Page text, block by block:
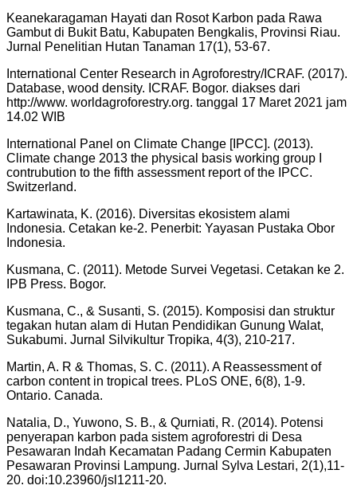
Keanekaragaman Hayati dan Rosot Karbon pada Rawa
Gambut di Bukit Batu, Kabupaten Bengkalis, Provinsi Riau.
Jurnal Penelitian Hutan Tanaman 17(1), 53-67.
International Center Research in Agroforestry/ICRAF. (2017).
Database, wood density. ICRAF. Bogor. diakses dari
http://www. worldagroforestry.org. tanggal 17 Maret 2021 jam
14.02 WIB
International Panel on Climate Change [IPCC]. (2013).
Climate change 2013 the physical basis working group I
contrubution to the fifth assessment report of the IPCC.
Switzerland.
Kartawinata, K. (2016). Diversitas ekosistem alami
Indonesia. Cetakan ke-2. Penerbit: Yayasan Pustaka Obor
Indonesia.
Kusmana, C. (2011). Metode Survei Vegetasi. Cetakan ke 2.
IPB Press. Bogor.
Kusmana, C., & Susanti, S. (2015). Komposisi dan struktur
tegakan hutan alam di Hutan Pendidikan Gunung Walat,
Sukabumi. Jurnal Silvikultur Tropika, 4(3), 210-217.
Martin, A. R & Thomas, S. C. (2011). A Reassessment of
carbon content in tropical trees. PLoS ONE, 6(8), 1-9.
Ontario. Canada.
Natalia, D., Yuwono, S. B., & Qurniati, R. (2014). Potensi
penyerapan karbon pada sistem agroforestri di Desa
Pesawaran Indah Kecamatan Padang Cermin Kabupaten
Pesawaran Provinsi Lampung. Jurnal Sylva Lestari, 2(1),11-
20. doi:10.23960/jsl1211-20.